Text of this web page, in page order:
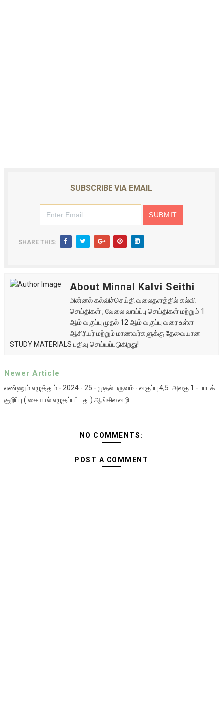
SUBSCRIBE VIA EMAIL
SHARE THIS:
About Minnal Kalvi Seithi
மின்னல் கல்விச்செய்தி வலைதளத்தில் கல்வி
செய்திகள் , வேலை வாய்ப்பு செய்திகள் மற்றும் 1
ஆம் வகுப்பு முதல் 12 ஆம் வகுப்பு வரை உள்ள
ஆசிரியர் மற்றும் மாணவர்களுக்கு தேவையான
STUDY MATERIALS பதிவு செய்யப்படுகிறது!
Newer Article
எண்ணும் எழுத்தும் - 2024 - 25 - முதல் பருவம் - வகுப்பு 4,5 அலகு 1 - பாடக்
குறிப்பு ( கையால் எழுதப்பட்டது ) ஆங்கில வழி
NO COMMENTS:
POST A COMMENT